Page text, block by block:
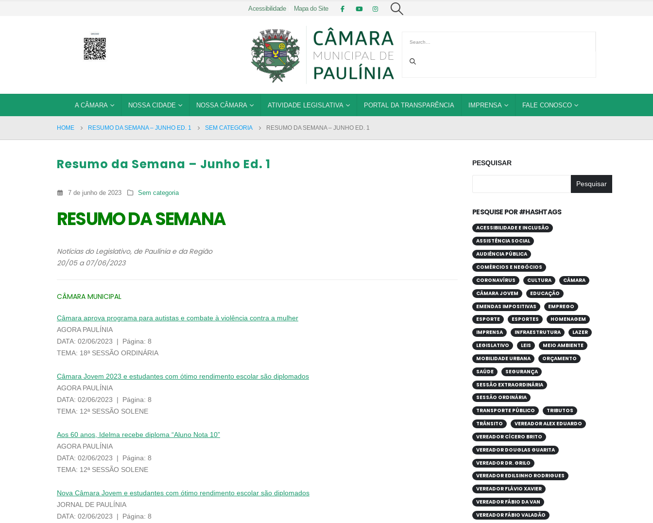
Acessibilidade| Mapa do Site
A CÂMARA NOSSA CIDADE NOSSA CÂMARA ATIVIDADE LEGISLATIVA PORTAL DA TRANSPARÊNCIA IMPRENSA FALE CONOSCO
HOME RESUMO DA SEMANA – JUNHO ED. 1 SEM CATEGORIA RESUMO DA SEMANA – JUNHO ED. 1
Resumo da Semana – Junho Ed. 1
7 de junho de 2023 Sem categoria
RESUMO DA SEMANA
Notícias do Legislativo, de Paulínia e da Região
20/05 a 07/06/2023
CÂMARA MUNICIPAL
Câmara aprova programa para autistas e combate à violência contra a mulher
AGORA PAULÍNIA
DATA: 02/06/2023 | Página: 8
TEMA: 18ª SESSÃO ORDINÁRIA
Câmara Jovem 2023 e estudantes com ótimo rendimento escolar são diplomados
AGORA PAULÍNIA
DATA: 02/06/2023 | Página: 8
TEMA: 12ª SESSÃO SOLENE
Aos 60 anos, Idelma recebe diploma “Aluno Nota 10”
AGORA PAULÍNIA
DATA: 02/06/2023 | Página: 8
TEMA: 12ª SESSÃO SOLENE
Nova Câmara Jovem e estudantes com ótimo rendimento escolar são diplomados
JORNAL DE PAULÍNIA
DATA: 02/06/2023 | Página: 8
PESQUISAR
Pesquisar
PESQUISE POR #HASHTAGS
ACESSIBILIDADE E INCLUSÃO
ASSISTÊNCIA SOCIAL
AUDIÊNCIA PÚBLICA
COMÉRCIOS E NEGÓCIOS
CORONAVÍRUS
CULTURA
CÂMARA
CÂMARA JOVEM
EDUCAÇÃO
EMENDAS IMPOSITIVAS
EMPREGO
ESPORTE
ESPORTES
HOMENAGEM
IMPRENSA
INFRAESTRUTURA
LAZER
LEGISLATIVO
LEIS
MEIO AMBIENTE
MOBILIDADE URBANA
ORÇAMENTO
SAÚDE
SEGURANÇA
SESSÃO EXTRAORDINÁRIA
SESSÃO ORDINÁRIA
TRANSPORTE PÚBLICO
TRIBUTOS
TRÂNSITO
VEREADOR ALEX EDUARDO
VEREADOR CÍCERO BRITO
VEREADOR DOUGLAS GUARITA
VEREADOR DR. GRILO
VEREADOR EDILSINHO RODRIGUES
VEREADOR FLÁVIO XAVIER
VEREADOR FÁBIO DA VAN
VEREADOR FÁBIO VALADÃO